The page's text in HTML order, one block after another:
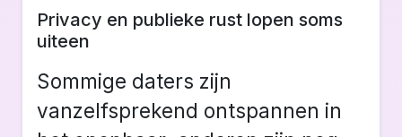
Privacy en publieke rust lopen soms
uiteen
Sommige daters zijn
vanzelfsprekend ontspannen in